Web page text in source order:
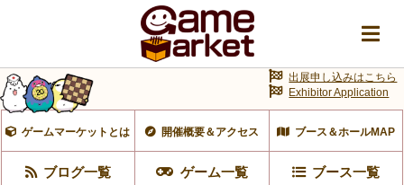
ゲームマーケットとは 開催概要＆アクセス ブース＆ホールMAP
ブログ一覧 ゲーム一覧 ブース一覧
出展申し込みはこちら
Exhibitor Application